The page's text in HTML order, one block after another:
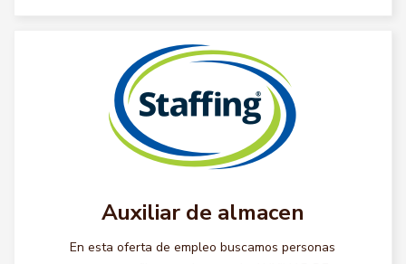
Auxiliar de almacen
En esta oferta de empleo buscamos personas